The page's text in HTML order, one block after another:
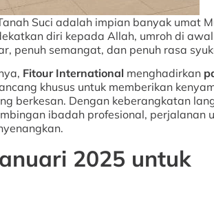
Suci adalah impian banyak umat
diri kepada Allah, umroh di
penuh semangat, dan penuh rasa
Fitour International menghadirkan
khusus untuk memberikan
berkesan. Dengan keberangkatan
ibadah profesional, perjalanan
2025 untuk